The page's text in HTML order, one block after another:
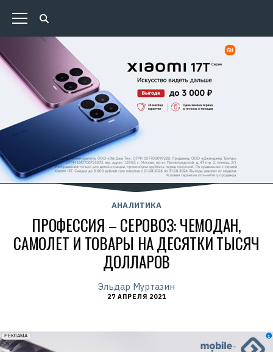
АНАЛИТИКА
ПРОФЕССИЯ – СЕРОВОЗ: ЧЕМОДАН,
САМОЛЕТ И ТОВАРЫ НА ДЕСЯТКИ ТЫСЯЧ
ДОЛЛАРОВ
Эльдар Муртазин
27 АПРЕЛЯ 2021
erid: 2VfnxxmNzs5
РЕКЛАМА